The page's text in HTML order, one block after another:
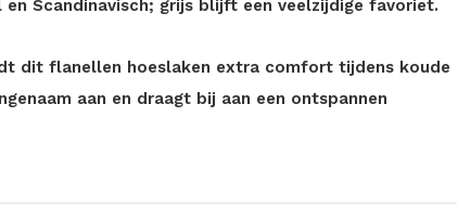
Scandinavisch; grijs blijft een veelzijdige favoriet.
dit flanellen hoeslaken extra comfort tijdens koude
aan en draagt bij aan een ontspannen